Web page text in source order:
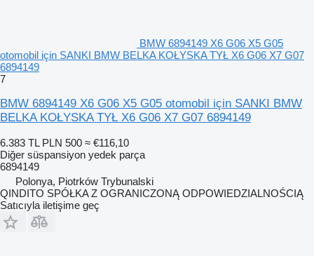
BMW 6894149 X6 G06 X5 G05
otomobil için SANKI BMW BELKA KOŁYSKA TYŁ X6 G06 X7 G07
6894149
7
BMW 6894149 X6 G06 X5 G05 otomobil için SANKI BMW
BELKA KOŁYSKA TYŁ X6 G06 X7 G07 6894149
6.383 TL PLN 500 ≈ €116,10
Diğer süspansiyon yedek parça
6894149
Polonya, Piotrków Trybunalski
QINDITO SPÓŁKA Z OGRANICZONĄ ODPOWIEDZIALNOŚCIĄ
Satıcıyla iletişime geç